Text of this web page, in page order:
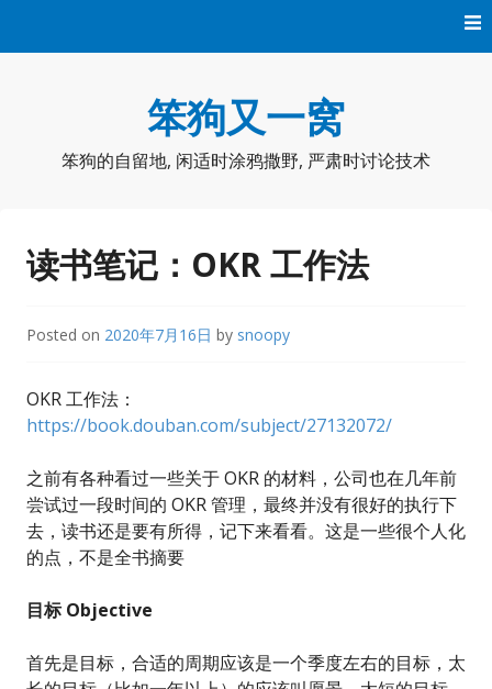
笨狗又一窝
笨狗的自留地, 闲适时涂鸦撒野, 严肃时讨论技术
读书笔记：OKR 工作法
Posted on 2020年7月16日 by snoopy
OKR 工作法：
https://book.douban.com/subject/27132072/
之前有各种看过一些关于 OKR 的材料，公司也在几年前
尝试过一段时间的 OKR 管理，最终并没有很好的执行下
去，读书还是要有所得，记下来看看。这是一些很个人化
的点，不是全书摘要
目标 Objective
首先是目标，合适的周期应该是一个季度左右的目标，太